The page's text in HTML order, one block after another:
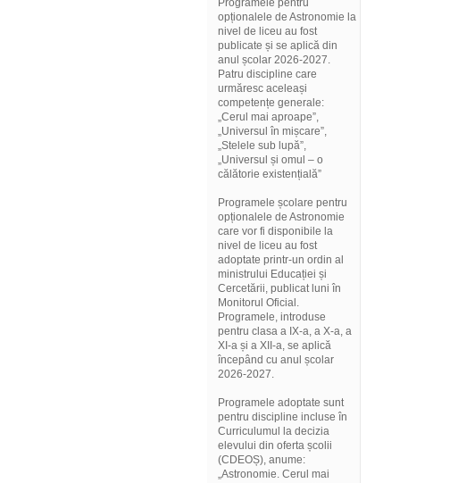
Programele pentru
opționalele de Astronomie la
nivel de liceu au fost
publicate și se aplică din
anul școlar 2026-2027.
Patru discipline care
urmăresc aceleași
competențe generale:
„Cerul mai aproape”,
„Universul în mișcare”,
„Stelele sub lupă”,
„Universul și omul – o
călătorie existențială”
Programele școlare pentru
opționalele de Astronomie
care vor fi disponibile la
nivel de liceu au fost
adoptate printr-un ordin al
ministrului Educației și
Cercetării, publicat luni în
Monitorul Oficial.
Programele, introduse
pentru clasa a IX-a, a X-a, a
XI-a și a XII-a, se aplică
începând cu anul școlar
2026-2027.
Programele adoptate sunt
pentru discipline incluse în
Curriculumul la decizia
elevului din oferta școlii
(CDEOȘ), anume:
„Astronomie. Cerul mai